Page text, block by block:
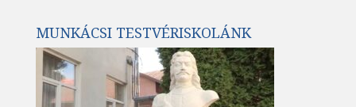
MUNKÁCSI TESTVÉRISKOLÁNK